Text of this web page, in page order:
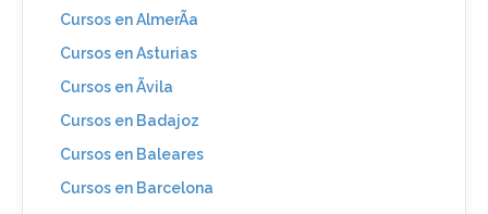
Cursos en AlmerÃ­a
Cursos en Asturias
Cursos en Ãvila
Cursos en Badajoz
Cursos en Baleares
Cursos en Barcelona